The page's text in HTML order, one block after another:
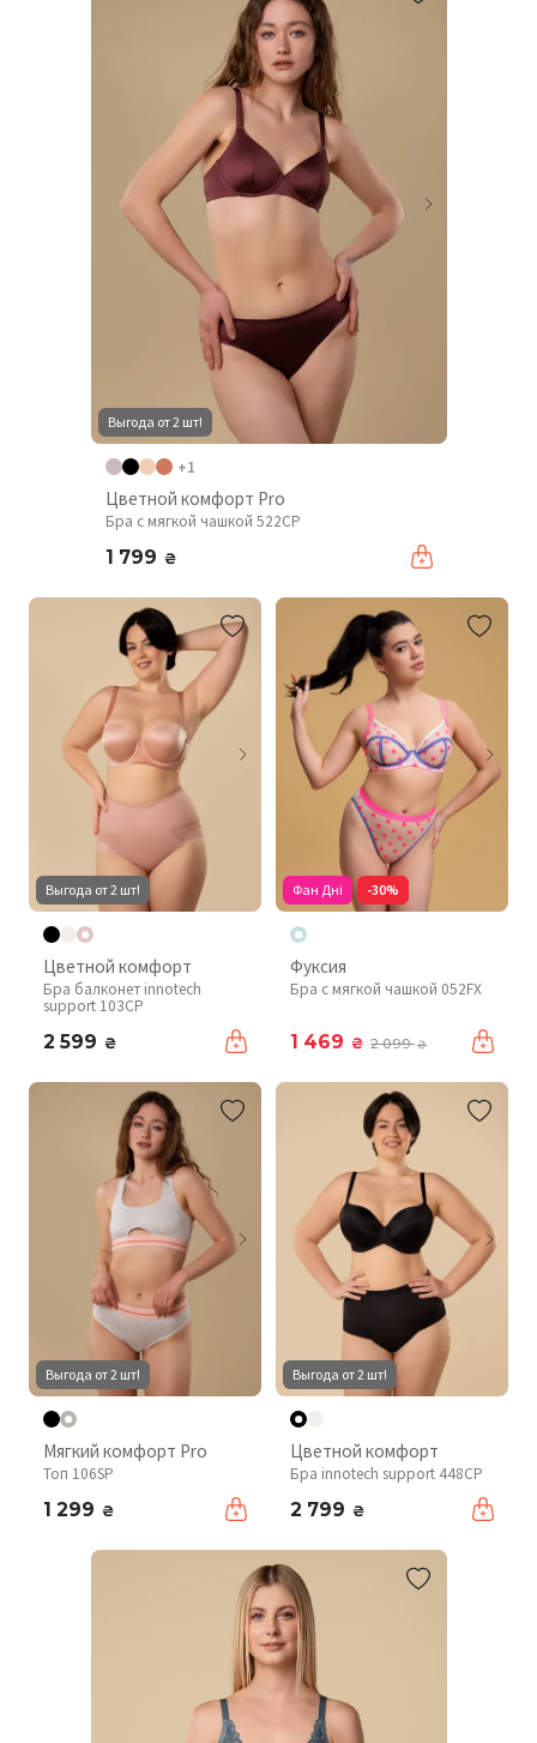
Выгода от 2 шт!
+1
Цветной комфорт Pro
Бра с мягкой чашкой 522CP
1 799 ₴
Выгода от 2 шт!
Цветной комфорт
Бра балконет innotech
support 103CP
2 599 ₴
Фан Дні -30%
Фуксия
Бра с мягкой чашкой 052FX
1 469 ₴ 2 099₴
Выгода от 2 шт!
Мягкий комфорт Pro
Топ 106SP
1 299 ₴
Выгода от 2 шт!
Цветной комфорт
Бра innotech support 448CP
2 799 ₴